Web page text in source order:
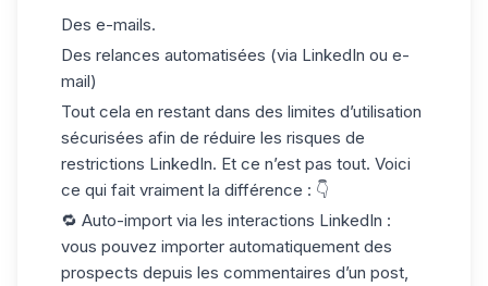
Des e-mails.
Des relances automatisées (via LinkedIn ou e-
mail)
Tout cela en restant dans des limites d’utilisation
sécurisées afin de réduire les risques de
restrictions LinkedIn. Et ce n’est pas tout. Voici
ce qui fait vraiment la différence : 👇
🔁 Auto-import via les interactions LinkedIn :
vous pouvez importer automatiquement des
prospects depuis les commentaires d’un post,